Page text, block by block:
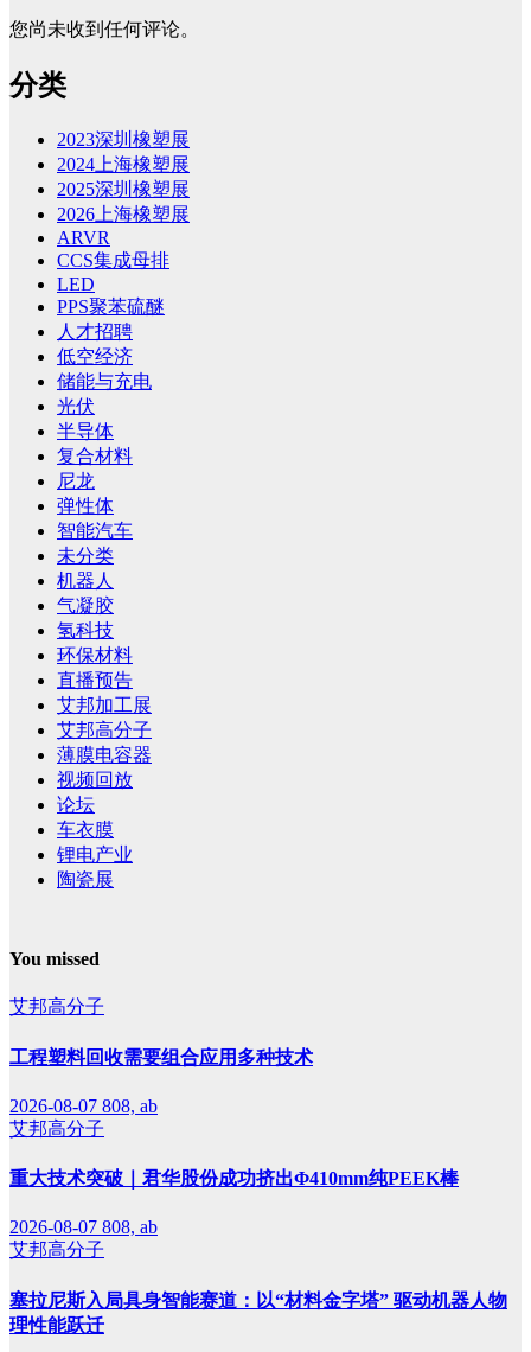
您尚未收到任何评论。
分类
2023深圳橡塑展
2024上海橡塑展
2025深圳橡塑展
2026上海橡塑展
ARVR
CCS集成母排
LED
PPS聚苯硫醚
人才招聘
低空经济
储能与充电
光伏
半导体
复合材料
尼龙
弹性体
智能汽车
未分类
机器人
气凝胶
氢科技
环保材料
直播预告
艾邦加工展
艾邦高分子
薄膜电容器
视频回放
论坛
车衣膜
锂电产业
陶瓷展
You missed
艾邦高分子
工程塑料回收需要组合应用多种技术
2026-08-07 808, ab
艾邦高分子
重大技术突破｜君华股份成功挤出Φ410mm纯PEEK棒
2026-08-07 808, ab
艾邦高分子
塞拉尼斯入局具身智能赛道：以“材料金字塔” 驱动机器人物
理性能跃迁